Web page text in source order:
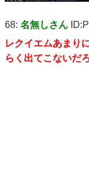
68: 名無しさん
レクイエムあまり
らく出てこないだ